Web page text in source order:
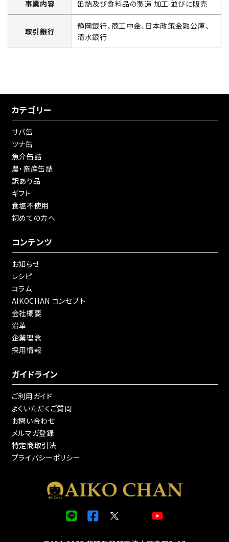
事業内容 缶詰及び食料品の製造 加工 並びに販売
取引銀行
静岡銀行、商工中金、日本政策金融公庫、
清水銀行
カテゴリー
サバ缶
ツナ缶
魚介缶詰
農・畜産缶詰
訳あり品
ギフト
食塩不使用
初めての方へ
コンテンツ
お知らせ
レシピ
コラム
AIKOCHAN コンセプト
会社概要
沿革
企業理念
採用情報
ガイドライン
ご利用ガイド
よくいただくご質問
お問い合わせ
メルマガ登録
特定商取引法
プライバシーポリシー